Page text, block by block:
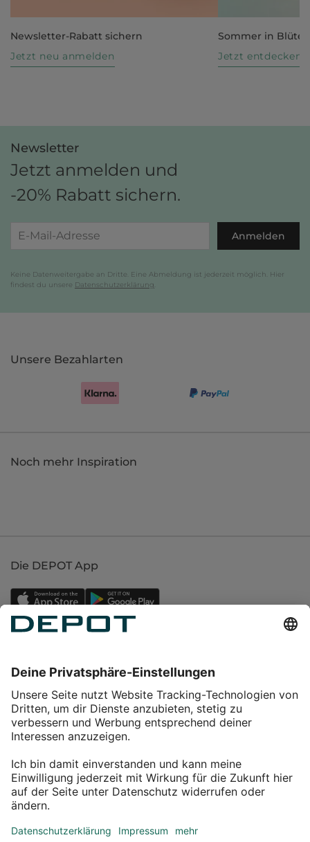
Newsletter-Rabatt sichern
Jetzt neu anmelden
Sommer in Blüte
Jetzt entdecken
Newsletter
Jetzt anmelden und
-20% Rabatt sichern.
Anmelden
Keine Datenweitergabe an Dritte. Eine Abmeldung ist jederzeit möglich. Hier
findest du unsere Datenschutzerklärung
Unsere Bezahlarten
Noch mehr Inspiration
Die DEPOT App
Service
Über DEPOT
Kontakt